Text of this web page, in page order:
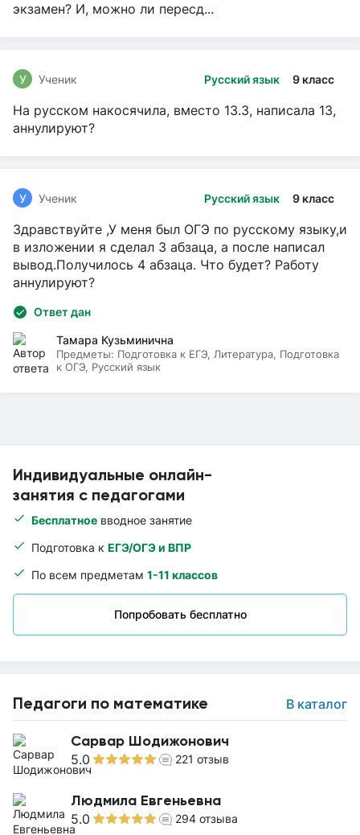
Индивидуальные онлайн-
занятия с педагогами
Бесплатное вводное занятие
Подготовка к ЕГЭ/ОГЭ и ВПР
По всем предметам 1-11 классов
Попробовать бесплатно
Педагоги по математике В каталог
Сарвар Шодижонович
5.0 221 отзыв
Людмила Евгеньевна
5.0 294 отзыва
экзамен? И, можно ли пересд...
Русский язык 9 класс
У Ученик
На русском накосячила, вместо 13.3, написала 13,
аннулируют?
Русский язык 9 класс
У Ученик
Здравствуйте ,У меня был ОГЭ по русскому языку,и
в изложении я сделал 3 абзаца, а после написал
вывод.Получилось 4 абзаца. Что будет? Работу
аннулируют?
Ответ дан
Тамара Кузьминична
Предметы: Подготовка к ЕГЭ, Литература, Подготовка
к ОГЭ, Русский язык